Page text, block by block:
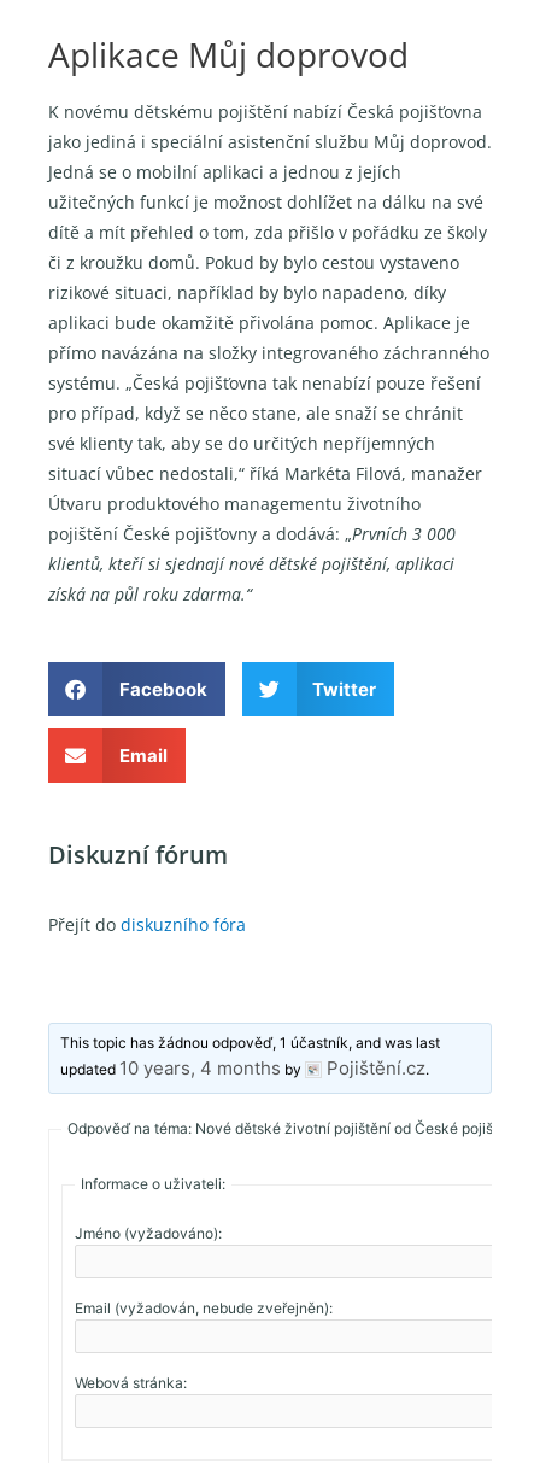
Aplikace Můj doprovod
K novému dětskému pojištění nabízí Česká pojišťovna
jako jediná i speciální asistenční službu Můj doprovod.
Jedná se o mobilní aplikaci a jednou z jejích
užitečných funkcí je možnost dohlížet na dálku na své
dítě a mít přehled o tom, zda přišlo v pořádku ze školy
či z kroužku domů. Pokud by bylo cestou vystaveno
rizikové situaci, například by bylo napadeno, díky
aplikaci bude okamžitě přivolána pomoc. Aplikace je
přímo navázána na složky integrovaného záchranného
systému. „Česká pojišťovna tak nenabízí pouze řešení
pro případ, když se něco stane, ale snaží se chránit
své klienty tak, aby se do určitých nepříjemných
situací vůbec nedostali,“ říká Markéta Filová, manažer
Útvaru produktového managementu životního
pojištění České pojišťovny a dodává: „Prvních 3 000
klientů, kteří si sjednají nové dětské pojištění, aplikaci
získá na půl roku zdarma.“
Facebook Twitter
Email
Diskuzní fórum
Přejít do diskuzního fóra
This topic has žádnou odpověď, 1 účastník, and was last
updated 10 years, 4 months by Pojištění.cz.
Odpověď na téma: Nové dětské životní pojištění od České pojišťovny
Informace o uživateli:
Jméno (vyžadováno):
Email (vyžadován, nebude zveřejněn):
Webová stránka: